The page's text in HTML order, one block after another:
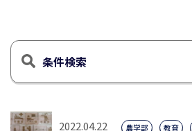
条件検索
2022.04.22 農学部 教育